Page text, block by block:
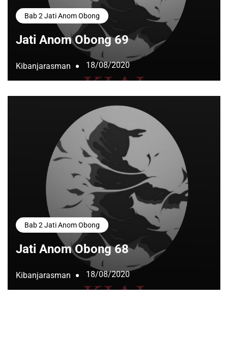
Bab 2 Jati Anom Obong
Jati Anom Obong 69
Kibanjarasman 18/08/2020
Bab 2 Jati Anom Obong
Jati Anom Obong 68
Kibanjarasman 18/08/2020